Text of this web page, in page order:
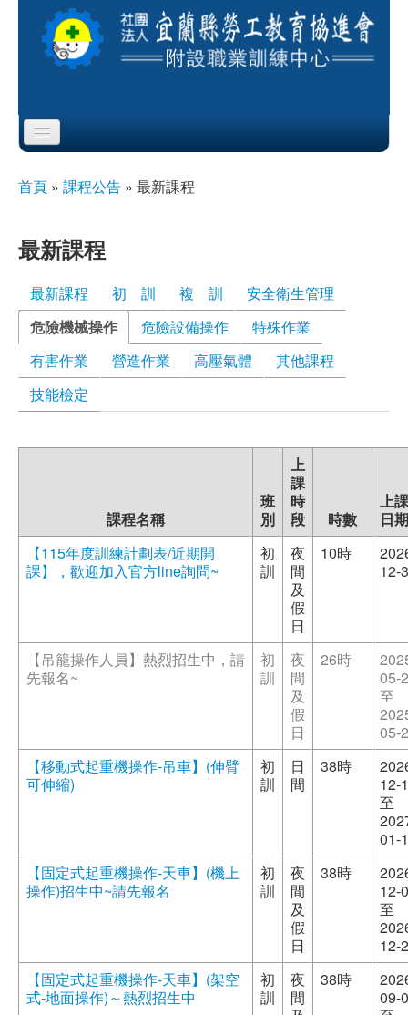
Skip to content
Skip to navigation
服務項目
公布欄
即測即評
反應信箱
您在這裡
首頁 » 課程公告 » 最新課程
最新課程
最新課程 初 訓 複 訓
安全衛生管理
危險機械操作 (作用中頁籤)
危險設備操作
特殊作業
有害作業
營造作業 高壓氣體
其他課程
技能檢定
課程名稱
班
別
上
課
時
段
時數
上課
日期
【115年度訓練計劃表/近期開
課】，歡迎加入官方line詢問~
初
訓
夜
間
及
假
日
10時
12-
【吊籠操作人員】熱烈招生中，請
先報名~
初
訓
夜
間
及
假
日
26時
05-
至
05-
【移動式起重機操作-吊車】(伸臂
可伸縮)
初
訓
日
間
38時
12-
至
01-
【固定式起重機操作-天車】(機上
操作)招生中~請先報名
初
訓
夜
間
及
假
日
38時
12-
至
12-
【固定式起重機操作-天車】(架空
式-地面操作)～熱烈招生中
初
訓
夜
間
38時
09-